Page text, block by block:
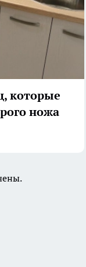
которые
ножа